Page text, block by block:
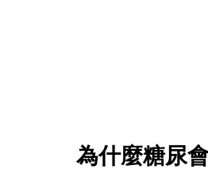
為什麼糖尿